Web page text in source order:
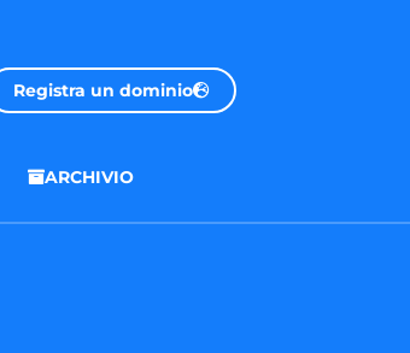
Registra un dominio
ARCHIVIO